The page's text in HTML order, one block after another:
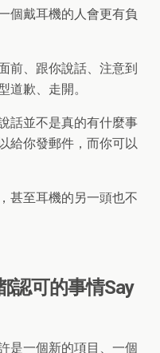
個戴耳機的人會更有負
前、跟你說話、注意到
道歉、走開。
話並不是真的有什麼事
給你發郵件，而你可以
甚至耳機的另一頭也不
認可的事情Say
是一個新的項目、一個